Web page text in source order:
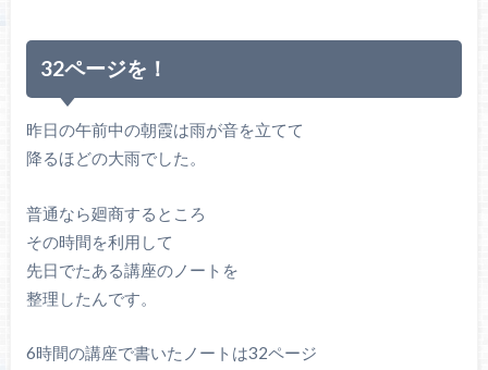
32ページを！
昨日の午前中の朝霞は雨が音を立てて
降るほどの大雨でした。
普通なら廻商するところ
その時間を利用して
先日でたある講座のノートを
整理したんです。
6時間の講座で書いたノートは32ページ